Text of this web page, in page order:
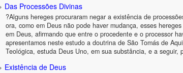
Das Processões Divinas
?Alguns hereges procuraram negar a existência de
ora, como em Deus não pode haver mudança, esses
em Deus, afirmando que entre o procedente e o processor
apresentamos neste estudo a doutrina de São Tomás de
Teológica, estuda Deus Uno, em sua substância, e a
Existência de Deus